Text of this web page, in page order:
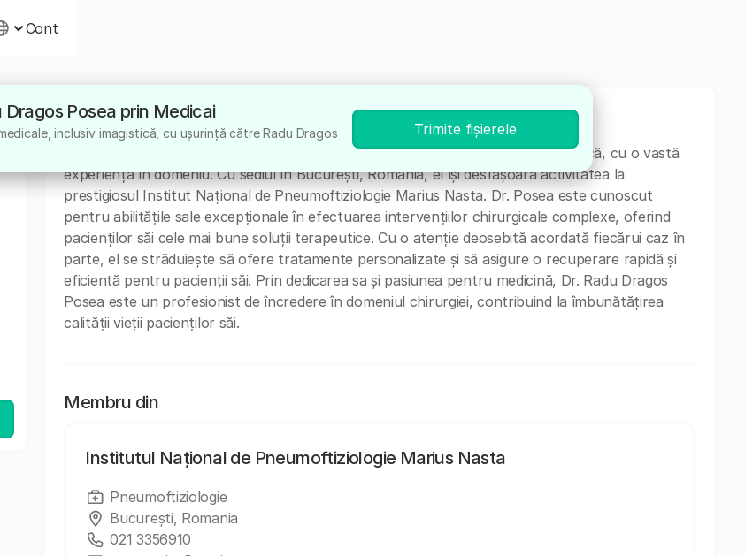
Cont
Despre
Dr. Radu Dragos Posea este un chirurg specializat în chirurgie și chirurgie toracică, cu o vastă
experiență în domeniu. Cu sediul în București, România, el își desfășoară activitatea la
prestigiosul Institut Național de Pneumoftiziologie Marius Nasta. Dr. Posea este cunoscut
pentru abilitățile sale excepționale în efectuarea intervențiilor chirurgicale complexe, oferind
pacienților săi cele mai bune soluții terapeutice. Cu o atenție deosebită acordată fiecărui caz în
parte, el se străduiește să ofere tratamente personalizate și să asigure o recuperare rapidă și
eficientă pentru pacienții săi. Prin dedicarea sa și pasiunea pentru medicină, Dr. Radu Dragos
Posea este un profesionist de încredere în domeniul chirurgiei, contribuind la îmbunătățirea
calității vieții pacienților săi.
Membru din
Institutul Național de Pneumoftiziologie Marius Nasta
Pneumoftiziologie
București, Romania
021 3356910
Posea prin Medicai
inclusiv imagistică, cu ușurință către Radu Dragos
Trimite fișierele